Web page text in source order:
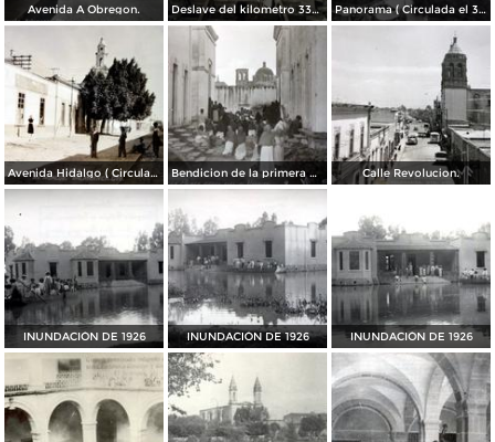
Avenida A Obregon. Deslave del kilometro 334 de la via ferrea del ferrocarril. Panorama ( Circulada el 30 de Abril de 1924 ).
Avenida Hidalgo ( Circulada el 29 de Noviembre de 1936 ). Bendicion de la primera piedra para el Hospital. Calle Revolucion.
INUNDACIÓN DE 1926 INUNDACIÓN DE 1926 INUNDACIÓN DE 1926